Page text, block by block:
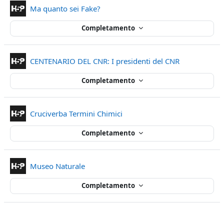
Ma quanto sei Fake?
Completamento
CENTENARIO DEL CNR: I presidenti del CNRContenuto
Completamento
Cruciverba Termini Chimici
Completamento
Museo NaturaleContenuto Interattivo
Completamento